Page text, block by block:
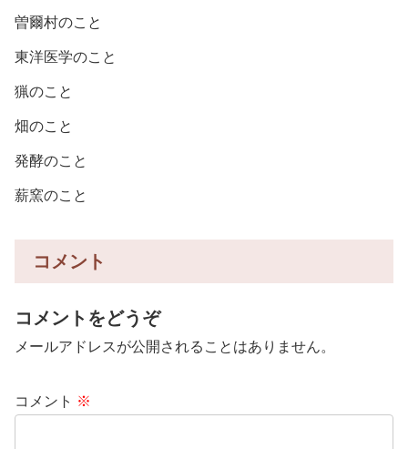
曽爾村のこと
東洋医学のこと
猟のこと
畑のこと
発酵のこと
薪窯のこと
コメント
コメントをどうぞ
メールアドレスが公開されることはありません。
コメント ※